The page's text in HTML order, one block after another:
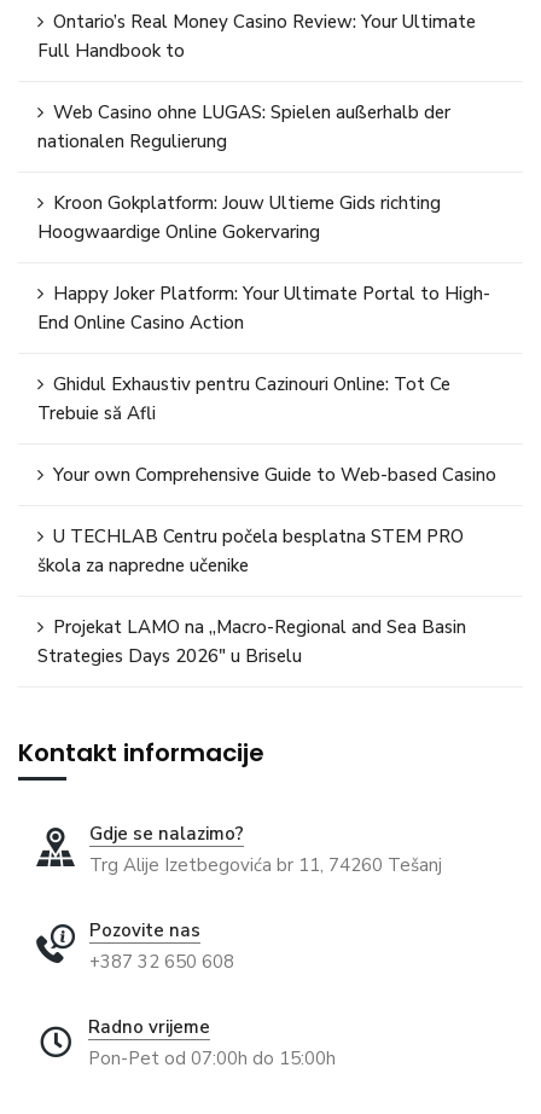
Ontario’s Real Money Casino Review: Your Ultimate
Full Handbook to
Web Casino ohne LUGAS: Spielen außerhalb der
nationalen Regulierung
Kroon Gokplatform: Jouw Ultieme Gids richting
Hoogwaardige Online Gokervaring
Happy Joker Platform: Your Ultimate Portal to High-
End Online Casino Action
Ghidul Exhaustiv pentru Cazinouri Online: Tot Ce
Trebuie să Afli
Your own Comprehensive Guide to Web-based Casino
U TECHLAB Centru počela besplatna STEM PRO
škola za napredne učenike
Projekat LAMO na „Macro-Regional and Sea Basin
Strategies Days 2026″ u Briselu
Kontakt informacije
Gdje se nalazimo?
Trg Alije Izetbegovića br 11, 74260 Tešanj
Pozovite nas
+387 32 650 608
Radno vrijeme
Pon-Pet od 07:00h do 15:00h